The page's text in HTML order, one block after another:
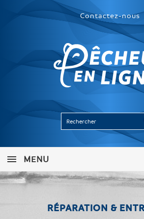
Contactez-nous
MENU
RÉPARATION &